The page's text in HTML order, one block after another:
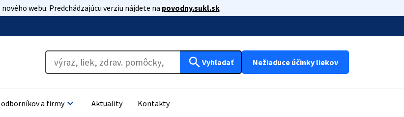
webu. Predchádzajúcu verziu nájdete na povodny.sukl.sk
search Vyhľadať Nežiaduce účinky liekov
odborníkov a firmykeyboard_arrow_down Aktuality Kontakty